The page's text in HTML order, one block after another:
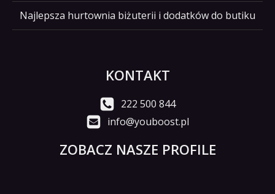
Najlepsza hurtownia biżuterii i dodatków do butiku
KONTAKT
222 500 844
info@youboost.pl
ZOBACZ NASZE PROFILE